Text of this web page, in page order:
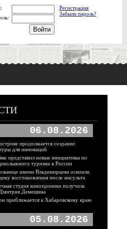
Регистрация
Забыли пароль?
06.08.2026
продолжается создание
для инноваций
представил новые инициативы по
туризма в России
имени Владимирцева освоили
восстановления после инсульта
студия кинохроники получила
Демешина
приближается к Хабаровскому краю
05.08.2026